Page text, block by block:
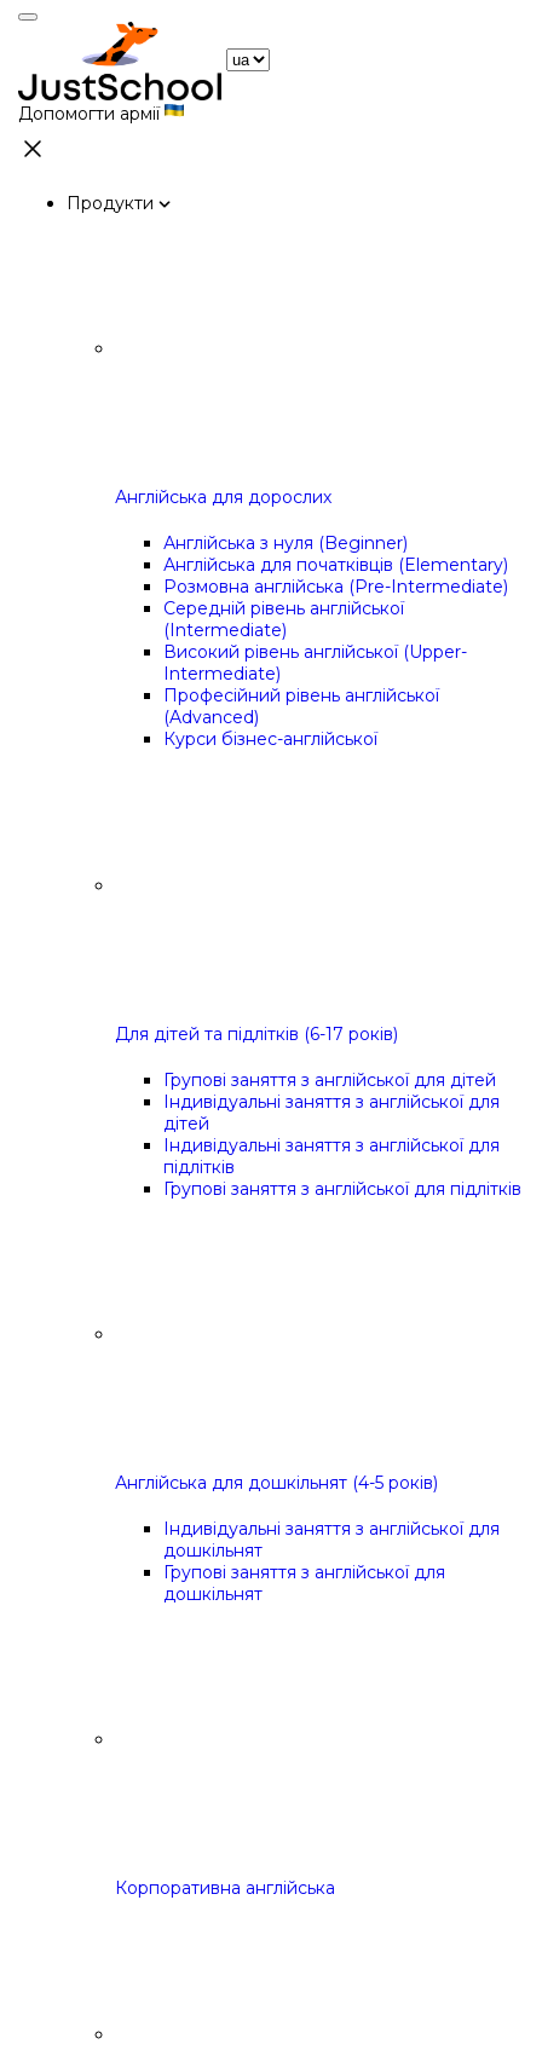
Допомогти армії
Продукти
Англійська для дорослих
Англійська з нуля (Beginner)
Англійська для початківців (Elementary)
Розмовна англійська (Pre-Intermediate)
Середній рівень англійської
(Intermediate)
Високий рівень англійської (Upper-
Intermediate)
Професійний рівень англійської
(Advanced)
Курси бізнес-англійської
Для дітей та підлітків (6-17 років)
Групові заняття з англійської для дітей
Індивідуальні заняття з англійської для
дітей
Індивідуальні заняття з англійської для
підлітків
Групові заняття з англійської для підлітків
Англійська для дошкільнят (4-5 років)
Індивідуальні заняття з англійської для
дошкільнят
Групові заняття з англійської для
дошкільнят
Корпоративна англійська